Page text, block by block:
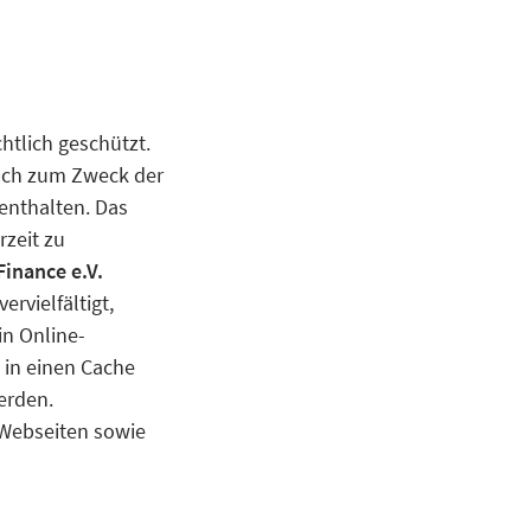
geschützt.
zum Zweck der
Das
zu
e.V.
Online-
einen Cache
sowie